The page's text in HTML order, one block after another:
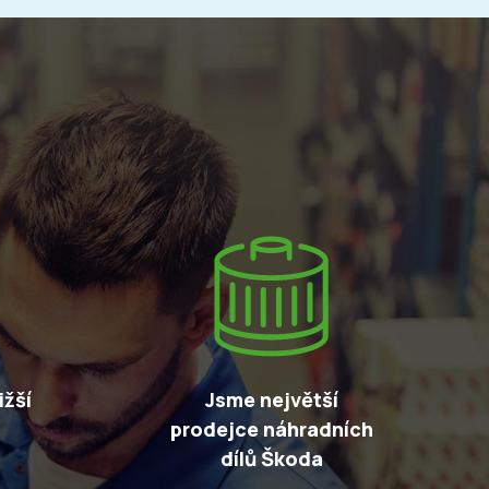
Jsme největší
prodejce náhradních
dílů Škoda